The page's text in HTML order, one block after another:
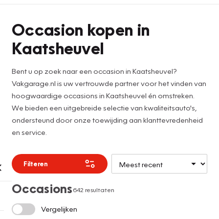
Occasion kopen in
Kaatsheuvel
Bent u op zoek naar een occasion in Kaatsheuvel?
Vakgarage.nl is uw vertrouwde partner voor het vinden van
hoogwaardige occasions in Kaatsheuvel én omstreken.
We bieden een uitgebreide selectie van kwaliteitsauto's,
ondersteund door onze toewijding aan klanttevredenheid
en service.
Filteren
Occasions642 resultaten
Vergelijken